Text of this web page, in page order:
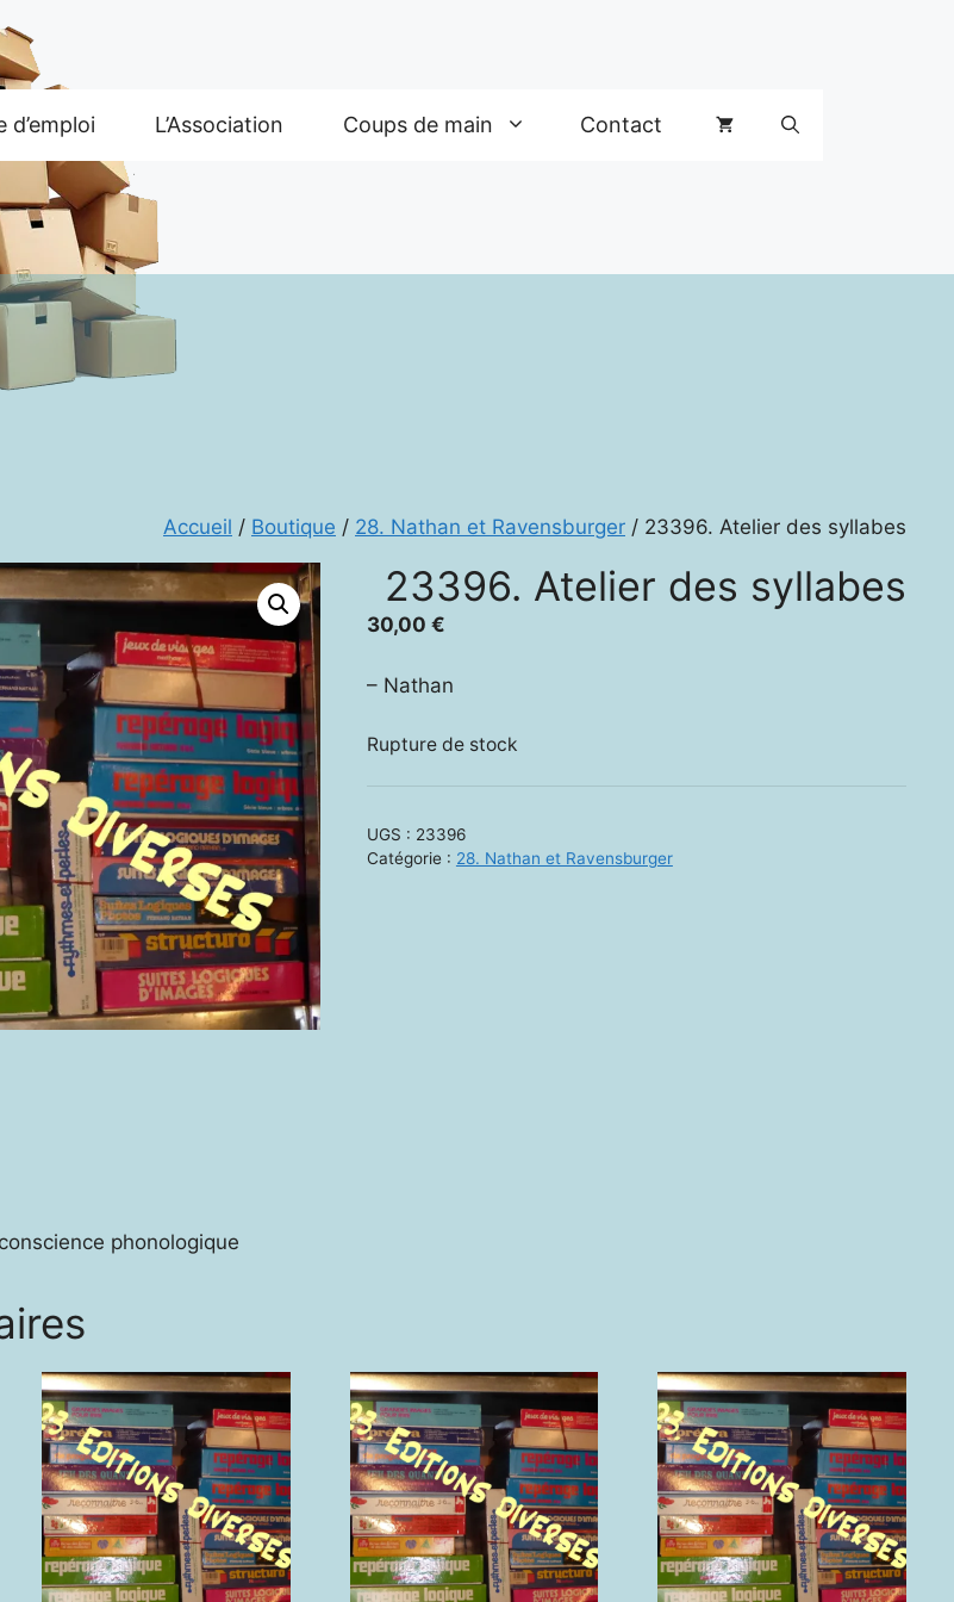
d’emploi L’Association Coups de main Contact
Accueil / Boutique / 28. Nathan et Ravensburger / 23396. Atelier des syllabes
23396. Atelier des syllabes
30,00 €
– Nathan
Rupture de stock
UGS : 23396
Catégorie : 28. Nathan et Ravensburger
phonologique